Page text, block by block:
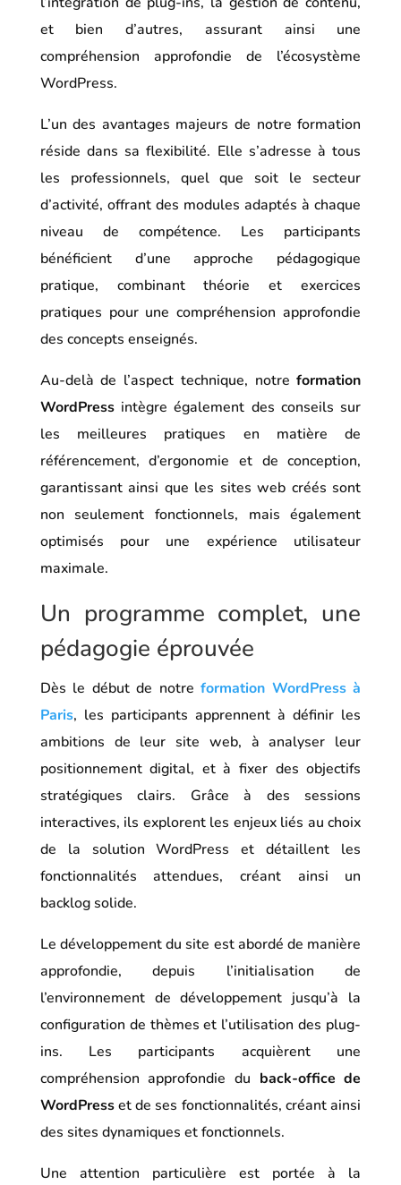
et bien d’autres, assurant ainsi une
compréhension approfondie de l’écosystème
WordPress.
L’un des avantages majeurs de notre formation
réside dans sa flexibilité. Elle s’adresse à tous
les professionnels, quel que soit le secteur
d’activité, offrant des modules adaptés à chaque
niveau de compétence. Les participants
bénéficient d’une approche pédagogique
pratique, combinant théorie et exercices
pratiques pour une compréhension approfondie
des concepts enseignés.
Au-delà de l’aspect technique, notreformation
WordPressintègre également des conseils sur
les meilleures pratiques en matière de
référencement, d’ergonomie et de conception,
garantissant ainsi que les sites web créés sont
non seulement fonctionnels, mais également
optimisés pour une expérience utilisateur
maximale.
Un programme complet, une
pédagogie éprouvée
Dès le début de notreformation WordPress à
Paris, les participants apprennent à définir les
ambitions de leur site web, à analyser leur
positionnement digital, et à fixer des objectifs
stratégiques clairs. Grâce à des sessions
interactives, ils explorent les enjeux liés au choix
de la solution WordPress et détaillent les
fonctionnalités attendues, créant ainsi un
backlog solide.
Le développement du site est abordé de manière
approfondie, depuis l’initialisation de
l’environnement de développement jusqu’à la
configuration de thèmes et l’utilisation des plug-
ins. Les participants acquièrent une
compréhension approfondie du back-office de
WordPresset de ses fonctionnalités, créant ainsi
des sites dynamiques et fonctionnels.
Une attention particulière est portée à la